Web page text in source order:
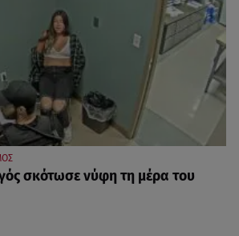
σκότωσε νύφη τη μέρα του